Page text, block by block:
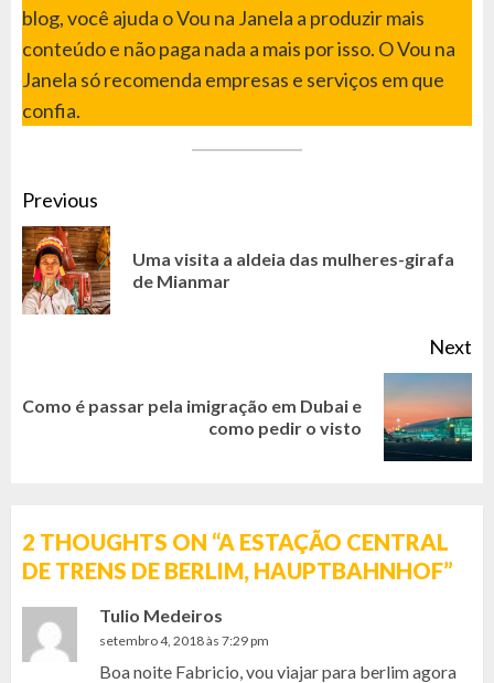
blog, você ajuda o Vou na Janela a produzir mais
conteúdo e não paga nada a mais por isso. O Vou na
Janela só recomenda empresas e serviços em que
confia.
CONTINUE
READING
Previous
Uma visita a aldeia das mulheres-girafa
de Mianmar
Next
Next
Como é passar pela imigração em Dubai e
como pedir o visto
2 THOUGHTS ON “A ESTAÇÃO CENTRAL
DE TRENS DE BERLIM, HAUPTBAHNHOF”
Tulio Medeiros
setembro 4, 2018 às 7:29 pm
Boa noite Fabricio, vou viajar para berlim agora